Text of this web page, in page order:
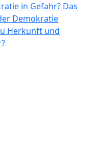
in Gefahr? Das
Demokratie
Herkunft und